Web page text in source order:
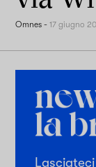
Omnes -17 giugno